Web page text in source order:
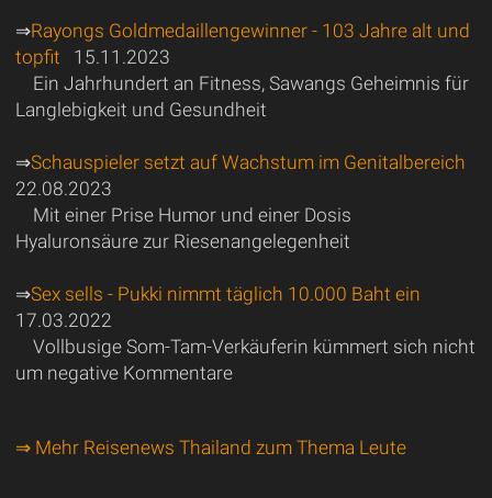
⇒Rayongs Goldmedaillengewinner - 103 Jahre alt und
topfit 15.11.2023
Ein Jahrhundert an Fitness, Sawangs Geheimnis für
Langlebigkeit und Gesundheit
⇒Schauspieler setzt auf Wachstum im Genitalbereich
22.08.2023
Mit einer Prise Humor und einer Dosis
Hyaluronsäure zur Riesenangelegenheit
⇒Sex sells - Pukki nimmt täglich 10.000 Baht ein
17.03.2022
Vollbusige Som-Tam-Verkäuferin kümmert sich nicht
um negative Kommentare
⇒ Mehr Reisenews Thailand zum Thema Leute